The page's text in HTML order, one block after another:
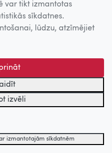
var tikt izmantotas
sīkdatnes.
lūdzu, atzīmējiet
izvēli
izmantotajām sīkdatnēm